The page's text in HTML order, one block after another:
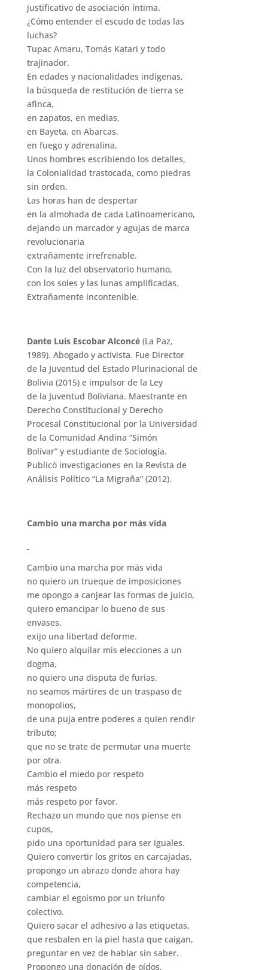
justificativo de asociación íntima.
¿Cómo entender el escudo de todas las
luchas?
Tupac Amaru, Tomás Katari y todo
trajinador.
En edades y nacionalidades indígenas,
la búsqueda de restitución de tierra se
afinca,
en zapatos, en medias,
en Bayeta, en Abarcas,
en fuego y adrenalina.
Unos hombres escribiendo los detalles,
la Colonialidad trastocada, como piedras
sin orden.
Las horas han de despertar
en la almohada de cada Latinoamericano,
dejando un marcador y agujas de marca
revolucionaria
extrañamente irrefrenable.
Con la luz del observatorio humano,
con los soles y las lunas amplificadas.
Extrañamente incontenible.
Dante Luis Escobar Alconcé(La Paz,
1989). Abogado y activista. Fue Director
de la Juventud del Estado Plurinacional de
Bolivia (2015) e impulsor de la Ley
de la Juventud Boliviana. Maestrante en
Derecho Constitucional y Derecho
Procesal Constitucional por la Universidad
de la Comunidad Andina “Simón
Bolívar” y estudiante de Sociología.
Publicó investigaciones en la Revista de
Análisis Político “La Migraña” (2012).
Cambio una marcha por más vida
Cambio una marcha por más vida
no quiero un trueque de imposiciones
me opongo a canjear las formas de juicio,
quiero emancipar lo bueno de sus
envases,
exijo una libertad deforme.
No quiero alquilar mis elecciones a un
dogma,
no quiero una disputa de furias,
no seamos mártires de un traspaso de
monopolios,
de una puja entre poderes a quien rendir
tributo;
que no se trate de permutar una muerte
por otra.
Cambio el miedo por respeto
más respeto
más respeto por favor.
Rechazo un mundo que nos piense en
cupos,
pido una oportunidad para ser iguales.
Quiero convertir los gritos en carcajadas,
propongo un abrazo donde ahora hay
competencia,
cambiar el egoísmo por un triunfo
colectivo.
Quiero sacar el adhesivo a las etiquetas,
que resbalen en la piel hasta que caigan,
preguntar en vez de hablar sin saber.
Propongo una donación de oídos,